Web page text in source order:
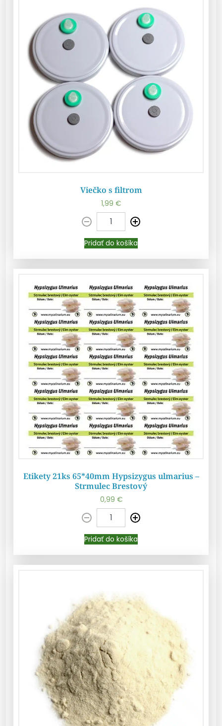
Pridať do košíka
Viečko s filtrom
1,99 €
Pridať do košíka
Pridať do košíka
Etikety 21ks 65*40mm Hypsizygus ulmarius –
Strmulec Brestový
0,99 €
Pridať do košíka